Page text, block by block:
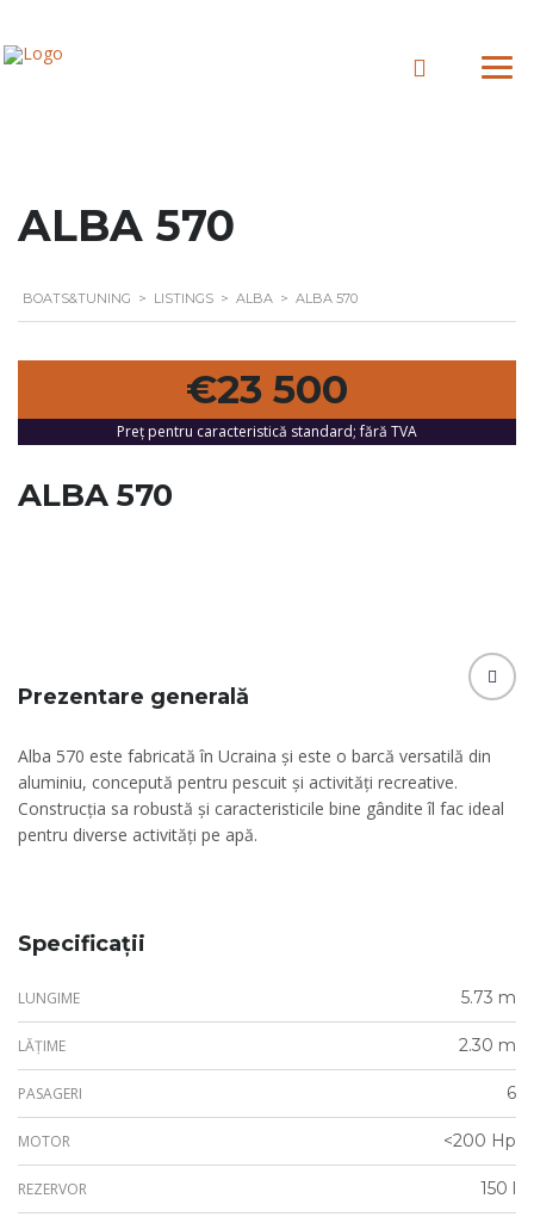
ALBA 570
BOATS&TUNING > LISTINGS > ALBA > ALBA 570
€23 500
Preț pentru caracteristică standard; fără TVA
ALBA 570
Prezentare generală
Alba 570 este fabricată în Ucraina și este o barcă versatilă din
aluminiu, concepută pentru pescuit și activități recreative.
Construcția sa robustă și caracteristicile bine gândite îl fac ideal
pentru diverse activități pe apă.
Specificații
LUNGIME 5.73 m
LĂȚIME 2.30 m
PASAGERI 6
MOTOR <200 Hp
REZERVOR 150 l